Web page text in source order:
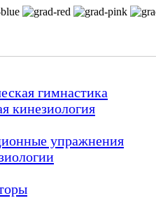
гимнастика
кинезиология
упражнения